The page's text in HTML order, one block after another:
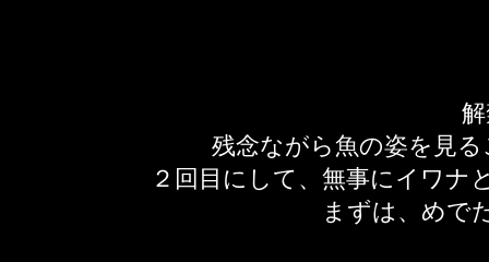
残念ながら魚の姿を見
２回目にして、無事にイワナ
まずは、めで